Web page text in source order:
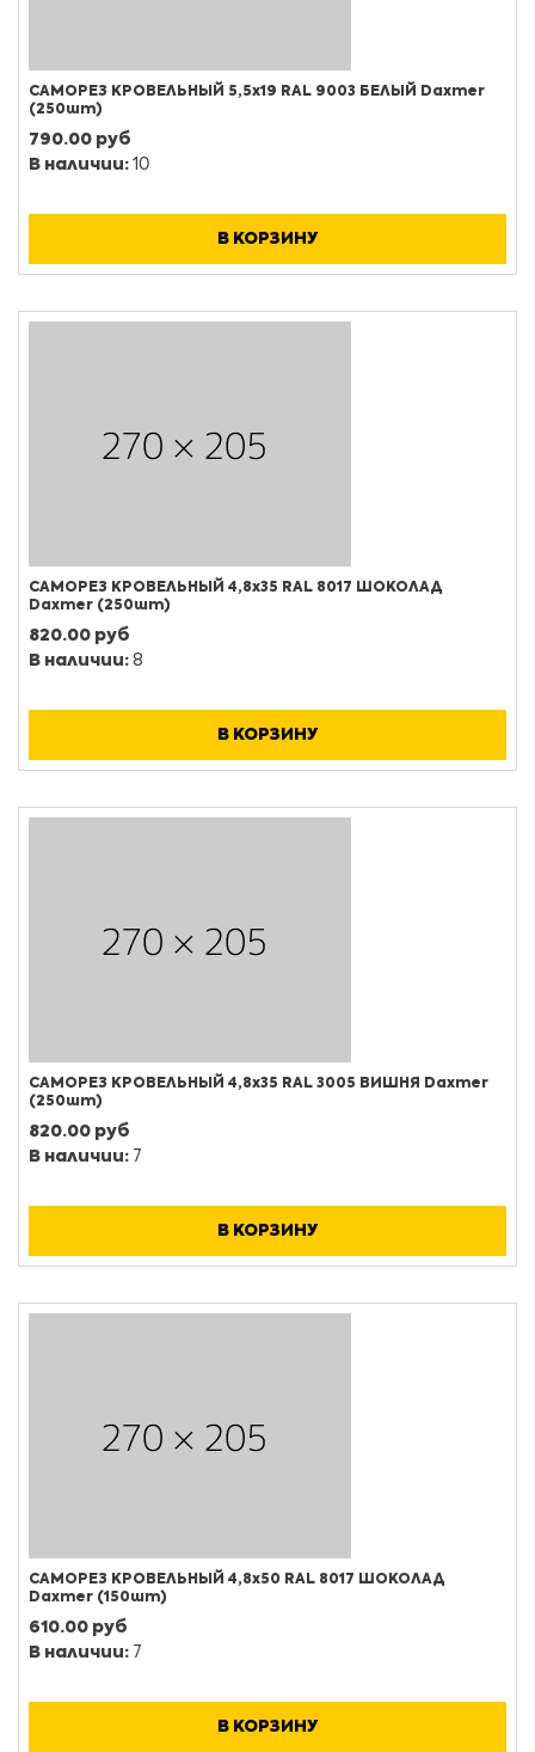
САМОРЕЗ КРОВЕЛЬНЫЙ 5,5х19 RAL 9003 БЕЛЫЙ Daxmer
(250шт)
790.00 руб
В наличии: 10
В КОРЗИНУ
САМОРЕЗ КРОВЕЛЬНЫЙ 4,8х35 RAL 8017 ШОКОЛАД
Daxmer (250шт)
820.00 руб
В наличии: 8
В КОРЗИНУ
САМОРЕЗ КРОВЕЛЬНЫЙ 4,8х35 RAL 3005 ВИШНЯ Daxmer
(250шт)
820.00 руб
В наличии: 7
В КОРЗИНУ
САМОРЕЗ КРОВЕЛЬНЫЙ 4,8х50 RAL 8017 ШОКОЛАД
Daxmer (150шт)
610.00 руб
В наличии: 7
В КОРЗИНУ